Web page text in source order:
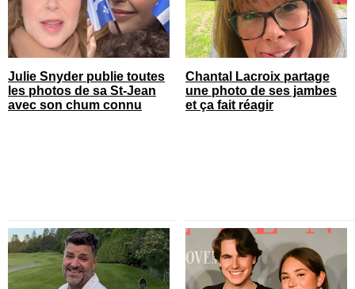
Julie Snyder publie toutes
les photos de sa St-Jean
avec son chum connu
Chantal Lacroix partage
une photo de ses jambes
et ça fait réagir